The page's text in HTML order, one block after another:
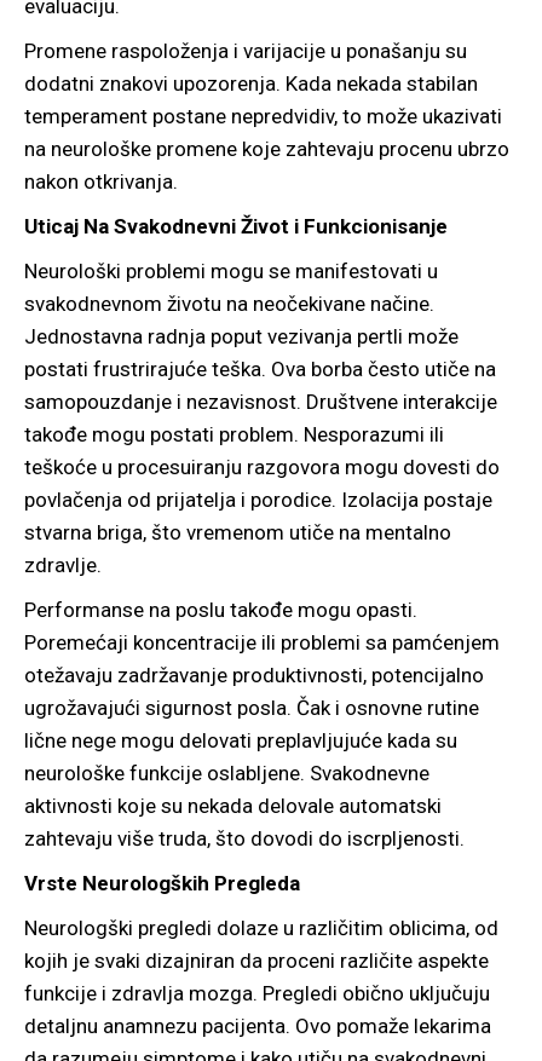
evaluaciju.
Promene raspoloženja i varijacije u ponašanju su
dodatni znakovi upozorenja. Kada nekada stabilan
temperament postane nepredvidiv, to može ukazivati
na neurološke promene koje zahtevaju procenu ubrzo
nakon otkrivanja.
Uticaj Na Svakodnevni Život i Funkcionisanje
Neurološki problemi mogu se manifestovati u
svakodnevnom životu na neočekivane načine.
Jednostavna radnja poput vezivanja pertli može
postati frustrirajuće teška. Ova borba često utiče na
samopouzdanje i nezavisnost. Društvene interakcije
takođe mogu postati problem. Nesporazumi ili
teškoće u procesuiranju razgovora mogu dovesti do
povlačenja od prijatelja i porodice. Izolacija postaje
stvarna briga, što vremenom utiče na mentalno
zdravlje.
Performanse na poslu takođe mogu opasti.
Poremećaji koncentracije ili problemi sa pamćenjem
otežavaju zadržavanje produktivnosti, potencijalno
ugrožavajući sigurnost posla. Čak i osnovne rutine
lične nege mogu delovati preplavljujuće kada su
neurološke funkcije oslabljene. Svakodnevne
aktivnosti koje su nekada delovale automatski
zahtevaju više truda, što dovodi do iscrpljenosti.
Vrste Neurologških Pregleda
Neurologški pregledi dolaze u različitim oblicima, od
kojih je svaki dizajniran da proceni različite aspekte
funkcije i zdravlja mozga. Pregledi obično uključuju
detaljnu anamnezu pacijenta. Ovo pomaže lekarima